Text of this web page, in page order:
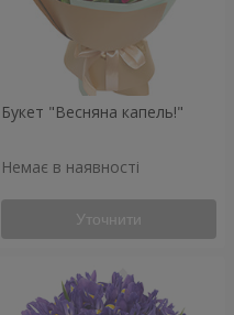
Букет "Весняна капель!"
Немає в наявності
Уточнити